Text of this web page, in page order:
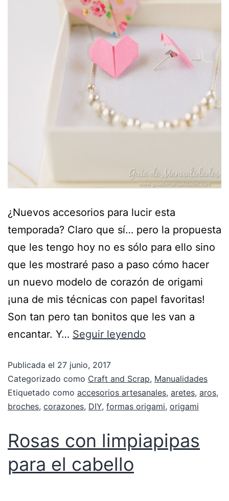
¿Nuevos accesorios para lucir esta
temporada? Claro que sí… pero la propuesta
que les tengo hoy no es sólo para ello sino
que les mostraré paso a paso cómo hacer
un nuevo modelo de corazón de origami
¡una de mis técnicas con papel favoritas!
Son tan pero tan bonitos que les van a
encantar. Y… Seguir leyendo
Publicada el 27 junio, 2017
Categorizado como Craft and Scrap, Manualidades
Etiquetado como accesorios artesanales, aretes, aros,
broches, corazones, DIY, formas origami, origami
Rosas con limpiapipas
para el cabello